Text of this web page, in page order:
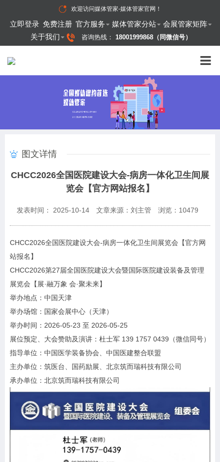
欢迎访问媒体管家-媒体管家官网 ！
立即登录 免费注册 官方服务 媒体管家分站
会展管家矩阵
关于我们
咨询热线： 18001999868（同微信号）
图文详情
CHCC2026全国医院建设大会-病房一体化卫生间展
览会【官方网站报名】
发表时间： 2025-10-14 文章来源：刘主管 浏览： 10479
CHCC2026全国医院建设大会-病房一体化卫生间展览会【官方网
站报名】
CHCC2026第27届全国医院建设大会暨国际医院建设装备及管理
展览会【展·融万象 会·聚未来】
举办地点：中国天津
举办场馆：国家会展中心（天津）
举办时间：2026-05-23 至 2026-05-25
展位预定、大会赞助及演讲：杜士军 139 1757 0439（微信同号）
指导单位：中国医学装备协会、中国医建整合联盟
主办单位：筑医台、国药励展、北京筑而瑞科技有限公司
承办单位：北京筑而瑞科技有限公司